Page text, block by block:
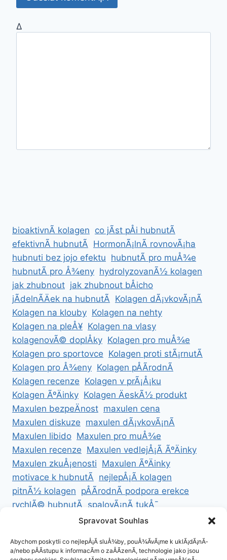
Δ
bioaktivnÃ­ kolagen co jÃ­st pÅi hubnutÃ­
efektivnÃ­ hubnutÃ­ HormonÃ¡lnÃ­ rovnovÃ¡ha
hubnuti bez jojo efektu hubnutÃ­ pro muÅ¾e
hubnutÃ­ pro Å¾eny hydrolyzovanÃ½ kolagen
jak zhubnout jak zhubnout bÅicho
jÃ­delnÃ­Äek na hubnutÃ­ Kolagen dÃ¡vkovÃ¡nÃ­
Kolagen na klouby Kolagen na nehty
Kolagen na pleÅ¥ Kolagen na vlasy
kolagenovÃ© doplÅky Kolagen pro muÅ¾e
Kolagen pro sportovce Kolagen proti stÃ¡rnutÃ­
Kolagen pro Å¾eny Kolagen pÅÃ­rodnÃ­
Kolagen recenze Kolagen v prÃ¡Å¡ku
Kolagen ÃºÄinky Kolagen ÄeskÃ½ produkt
Maxulen bezpeÄnost maxulen cena
Maxulen diskuze maxulen dÃ¡vkovÃ¡nÃ­
Maxulen libido Maxulen pro muÅ¾e
Maxulen recenze Maxulen vedlejÅ¡Ã­ ÃºÄinky
Maxulen zkuÅ¡enosti Maxulen ÃºÄinky
motivace k hubnutÃ­ nejlepÅ¡Ã­ kolagen
pitnÃ½ kolagen pÅÃ­rodnÃ­ podpora erekce
rychlÃ© hubnutÃ­ spalovÃ¡nÃ­ tukÅ¯
ZdravÃ© hubnutÃ­ ZdravÃ© recepty na hubnutÃ­
Spravovat Souhlas
Abychom poskytli co nejlepÅ¡Ã­ sluÅ¾by, pouÅ¾Ã­vÃ¡me k uklÃ¡dÃ¡nÃ­
a/nebo pÅÃ­stupu k informacÃ­m o zaÅÃ­zenÃ­, technologie jako jsou